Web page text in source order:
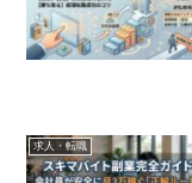
求人・転職